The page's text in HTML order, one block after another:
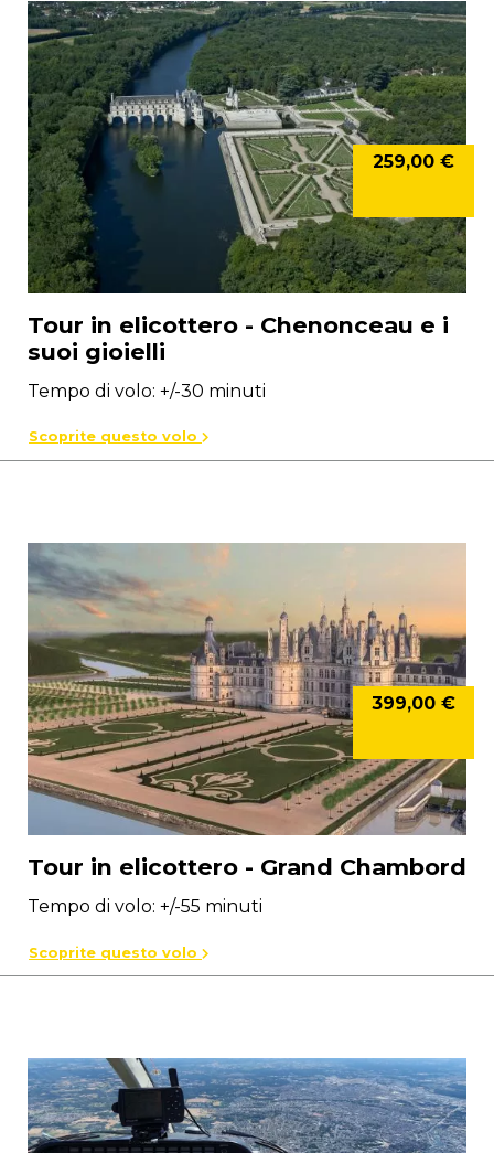
Tour in elicottero - Chenonceau e i
suoi gioielli
Tempo di volo: +/-30 minuti
259,00 €
Scoprite questo volo
Tour in elicottero - Grand Chambord
Tempo di volo: +/-55 minuti
399,00 €
Scoprite questo volo